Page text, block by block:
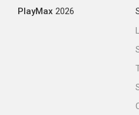
PlayMax 2026